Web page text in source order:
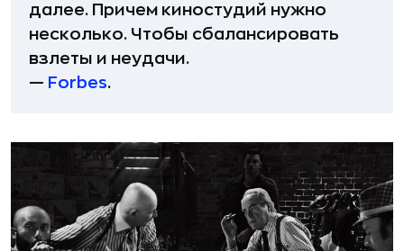
далее. Причем киностудий нужно
несколько. Чтобы сбалансировать
взлеты и неудачи.
— Forbes.